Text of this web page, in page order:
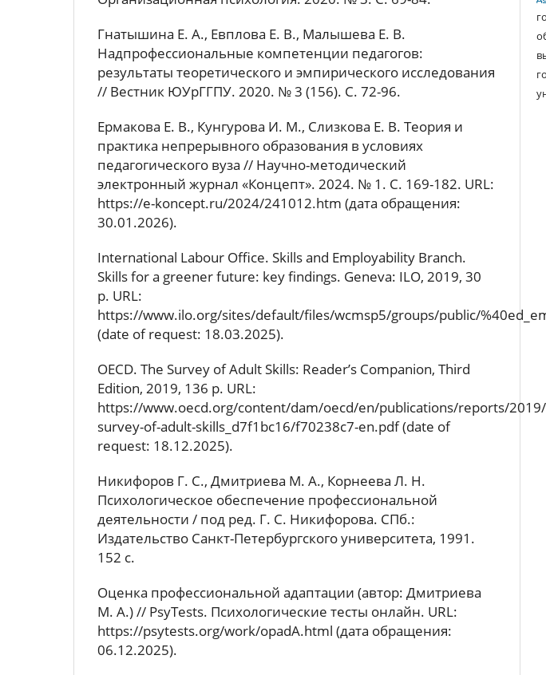
Гнатышина Е. А., Евплова Е. В., Малышева Е. В.
Надпрофессиональные компетенции педагогов:
результаты теоретического и эмпирического исследования
// Вестник ЮУрГГПУ. 2020. № 3 (156). С. 72-96.
Ермакова Е. В., Кунгурова И. М., Слизкова Е. В. Теория и
практика непрерывного образования в условиях
педагогического вуза // Научно-методический
электронный журнал «Концепт». 2024. № 1. С. 169-182. URL:
https://e-koncept.ru/2024/241012.htm (дата обращения:
30.01.2026).
International Labour Office. Skills and Employability Branch.
Skills for a greener future: key findings. Geneva: ILO, 2019, 30
p. URL:
https://www.ilo.org/sites/default/files/wcmsp5/groups/public/
(date of request: 18.03.2025).
OECD. The Survey of Adult Skills: Reader’s Companion, Third
Edition, 2019, 136 p. URL:
https://www.oecd.org/content/dam/oecd/en/publications/reports/
survey-of-adult-skills_d7f1bc16/f70238c7-en.pdf (date of
request: 18.12.2025).
Никифоров Г. С., Дмитриева М. А., Корнеева Л. Н.
Психологическое обеспечение профессиональной
деятельности / под ред. Г. С. Никифорова. СПб.:
Издательство Санкт-Петербургского университета, 1991.
152 с.
Оценка профессиональной адаптации (автор: Дмитриева
М. А.) // PsyTests. Психологические тесты онлайн. URL:
https://psytests.org/work/opadA.html (дата обращения:
06.12.2025).